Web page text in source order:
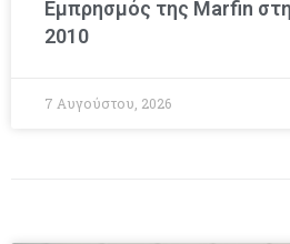
Εμπρησμός της Marfin
2010
7 Αυγούστου, 2026